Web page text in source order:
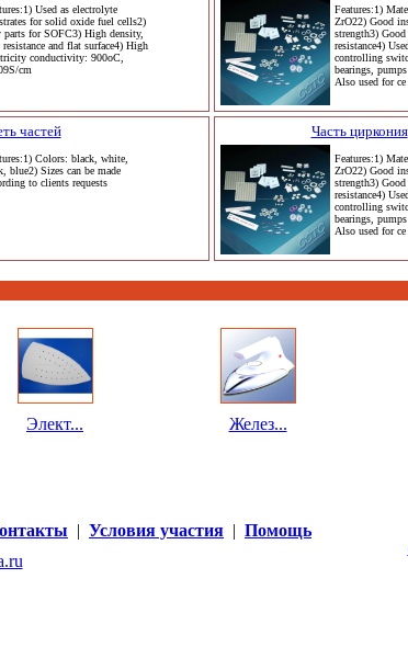
Used as electrolyte
for solid oxide fuel cells2)
parts for SOFC3) High density,
and flat surface4) High
conductivity: 900oC,
cm
Features:1)
ZrO22) Good
strength3)
resistance4)
controlling
bearings,
Also used for ce
частей
Colors: black, white,
blue2) Sizes can be made
to clients requests
Часть циркония
Features:1)
ZrO22) Good
strength3)
resistance4)
controlling
bearings,
Also used for ce
Элект... Желез...
| Условия участия | Помощь